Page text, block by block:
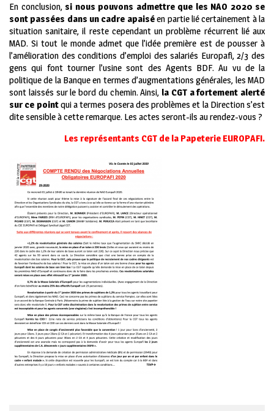
En conclusion, si nous pouvons admettre que les NAO 2020 se
sont passées dans un cadre apaiséen partie lié certainement à la
situation sanitaire, il reste cependant un problème récurrent lié aux
MAD. Si tout le monde admet que l’idée première est de pousser à
l’amélioration des conditions d’emploi des salariés Europafi, 2/3 des
gens qui font tourner l’usine sont des Agents BDF. Au vu de la
politique de la Banque en termes d’augmentations générales, les MAD
sont laissés sur le bord du chemin. Ainsi, la CGT a fortement alerté
sur ce pointqui a termes posera des problèmes et la Direction s’est
dite sensible à cette remarque. Les actes seront-ils au rendez-vous ?
Les représentants CGT de la Papeterie EUROPAFI.